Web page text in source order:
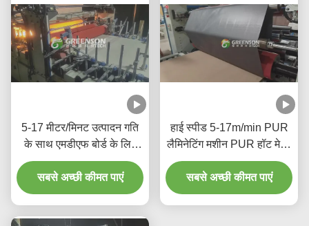
5-17 मीटर/मिनट उत्पादन गति
के साथ एमडीएफ बोर्ड के लिए
स्वचालित पीयूआर गर्म गोंद
लेमिनेटिंग मशीन
सबसे अच्छी कीमत पाएं
हाई स्पीड 5-17m/min PUR
लैमिनेटिंग मशीन PUR हॉट मेल्ट
एडहेसिव और 1300mm मैक्स
लैमिनेटिंग चौड़ाई के साथ
सबसे अच्छी कीमत पाएं